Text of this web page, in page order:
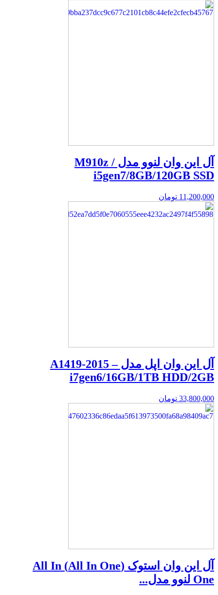
آل این وان لنوو مدل M910z /
i5gen7/8GB/120GB SSD
11,200,000 تومان
آل این وان اپل مدل A1419-2015 –
i7gen6/16GB/1TB HDD/2GB
33,800,000 تومان
آل این وان استوک (All In One) All In
One لنوو مدل...